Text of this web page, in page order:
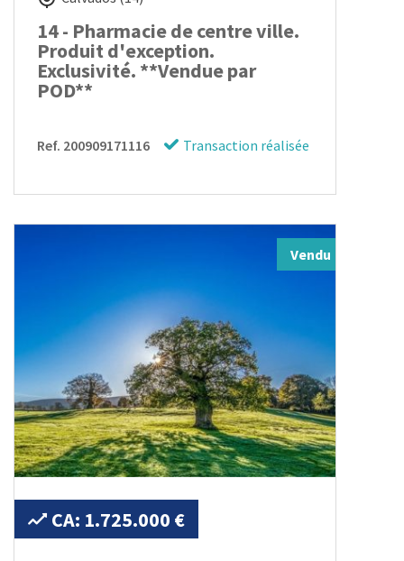
14 - Pharmacie de centre ville.
Produit d'exception.
Exclusivité. **Vendue par
POD**
Ref. 200909171116 Transaction réalisée
Vendu
CA: 1.725.000 €